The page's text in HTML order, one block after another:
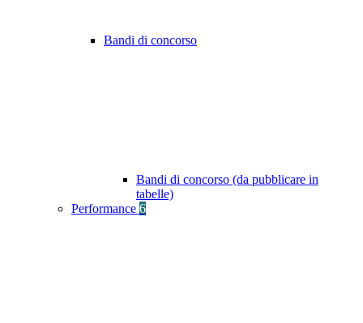
Bandi di concorso
Bandi di concorso (da pubblicare in
tabelle)
Performance 6